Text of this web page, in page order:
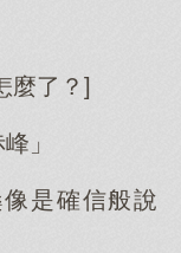
麼了？]
」
是確信般說